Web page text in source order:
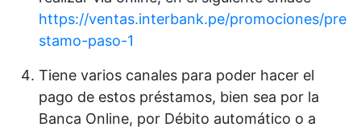
https://ventas.interbank.pe/promociones/pre
stamo-paso-1
Tiene varios canales para poder hacer el
pago de estos préstamos, bien sea por la
Banca Online, por Débito automático o a